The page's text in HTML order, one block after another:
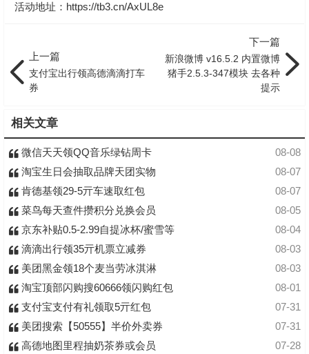
活动地址： https://tb3.cn/AxUL8e
上一篇
支付宝出行领高德滴滴打车
券
下一篇
新浪微博 v16.5.2 内置微博
猪手2.5.3-347模块 去各种
提示
相关文章
08-08
微信天天领QQ音乐绿钻周卡
08-07
淘宝生日会抽取品牌天团实物
08-07
肯德基领29-5亓车速取红包
08-05
菜鸟每天查件攒积分兑换会员
08-04
京东补贴0.5-2.99自提冰杯/蜜雪等
08-03
滴滴出行领35亓机票立减券
08-03
美团黑金领18个麦当劳冰淇淋
08-01
淘宝顶部闪购搜60666领闪购红包
07-31
支付宝支付有礼领取5亓红包
07-31
美团搜索【50555】半价外卖券
07-28
高德地图里程抽奶茶券或会员